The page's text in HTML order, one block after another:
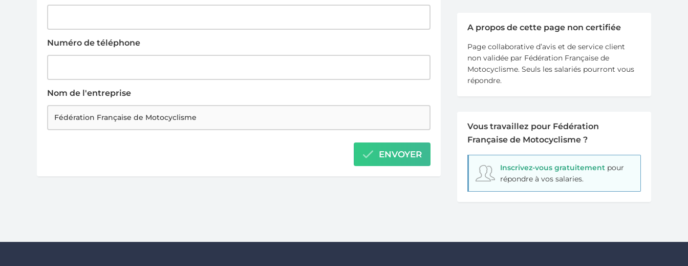
Numéro de téléphone
Nom de l'entreprise
ENVOYER
A propos de cette page non certifiée
Page collaborative d’avis et de service client
non validée par Fédération Française de
Motocyclisme. Seuls les salariés pourront vous
répondre.
Vous travaillez pour Fédération
Française de Motocyclisme ?
Inscrivez-vous gratuitementpour
répondre à vos salaries.